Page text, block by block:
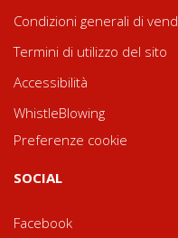
Condizioni generali di
Termini di utilizzo del sito
Accessibilità
WhistleBlowing
Preferenze cookie
SOCIAL
Facebook